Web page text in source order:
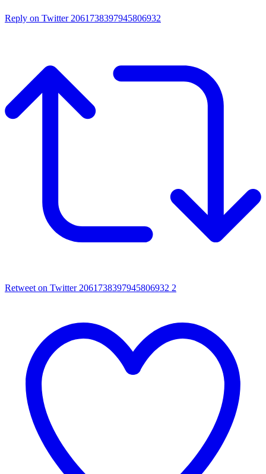
Reply on Twitter 2061738397945806932
Retweet on Twitter 2061738397945806932 2